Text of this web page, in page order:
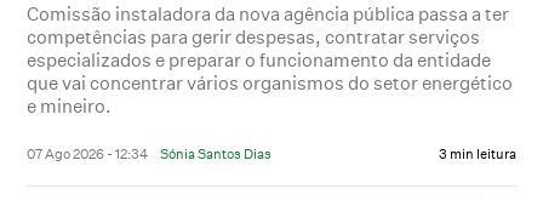
Comissão instaladora da nova agência pública passa a ter
competências para gerir despesas, contratar serviços
especializados e preparar o funcionamento da entidade
que vai concentrar vários organismos do setor energético
e mineiro.
07 Ago 2026 - 12:34 Sónia Santos Dias 3 min leitura